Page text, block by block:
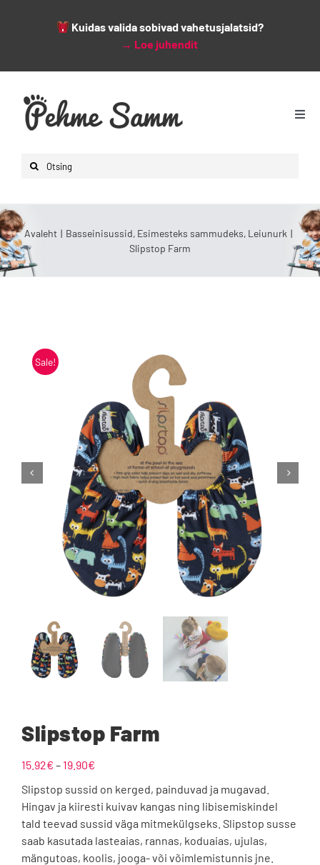
Kuidas valida sobivad vahetusjalatsid?
→ Loe juhendit
content
Search
Lapsed
Mehed
Lisad
Blogi
Kontakt
Avaleht Basseinisussid Esimesteks sammudeks Leiunurk
Slipstop Farm
Sale!
Slipstop Farm
15.92€ – 19.90€
kuni
19.90€
Slipstop sussid on kerged, painduvad ja mugavad.
Hingav ja kiiresti kuivav kangas ning libisemiskindel
tald teevad sussid väga mitmekülgseks. Slipstop susse
saab kasutada lasteaias, rannas, koduaias, ujulas,
mängutoas, koolis, jooga- või võimlemistunnis jne.